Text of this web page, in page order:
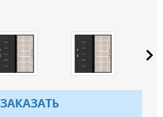
ЗАКАЗАТЬ